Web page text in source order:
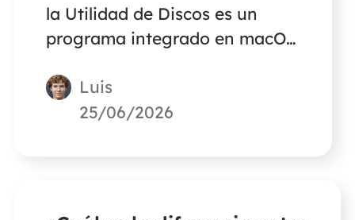
la Utilidad de Discos es un
programa integrado en macOS
errores de disco y fallos del
sistema de archivos. Lee este
Luis
25/06/2026